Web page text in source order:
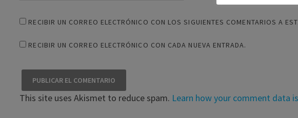
RECIBIR UN CORREO ELECTRÓNICO CON LOS SIGUIENTES COMENTARIOS A
RECIBIR UN CORREO ELECTRÓNICO CON CADA NUEVA ENTRADA.
This site uses Akismet to reduce spam. Learn how your comment data